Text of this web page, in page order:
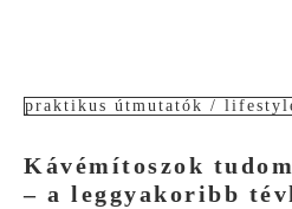
praktikus útmutatók /
Kávémítoszok
– a leggyakoribb